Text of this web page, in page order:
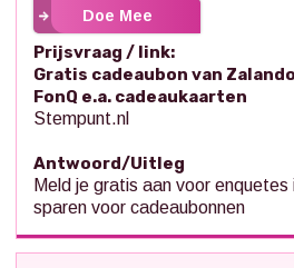
Doe Mee
Prijsvraag / link:
Gratis cadeaubon van
FonQ e.a. cadeaukaarten
Stempunt.nl
Antwoord/Uitleg
Meld je gratis aan voor
sparen voor cadeaubonnen